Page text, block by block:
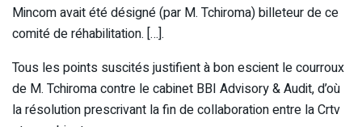
Mincom avait été désigné (par M. Tchiroma) billeteur de ce
comité de réhabilitation. […].
Tous les points suscités justifient à bon escient le courroux
de M. Tchiroma contre le cabinet BBI Advisory & Audit, d’où
la résolution prescrivant la fin de collaboration entre la Crtv